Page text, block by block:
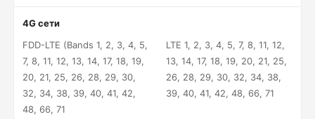
4G сети
FDD-LTE (Bands 1, 2, 3, 4, 5,
7, 8, 11, 12, 13, 14, 17, 18, 19,
20, 21, 25, 26, 28, 29, 30,
32, 34, 38, 39, 40, 41, 42,
48, 66, 71
LTE 1, 2, 3, 4, 5, 7, 8, 11, 12,
13, 14, 17, 18, 19, 20, 21, 25,
26, 28, 29, 30, 32, 34, 38,
39, 40, 41, 42, 48, 66, 71